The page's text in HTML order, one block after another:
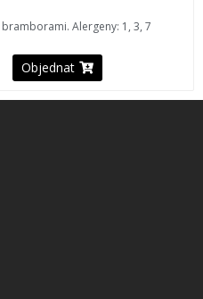
Alergeny: 1, 3, 7
Objednat